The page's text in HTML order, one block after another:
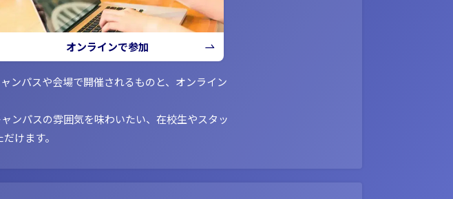
オンラインで参加
ンパスや会場で開催されるものと、オンライン
ンパスの雰囲気を味わいたい、在校生やスタッ
けます。